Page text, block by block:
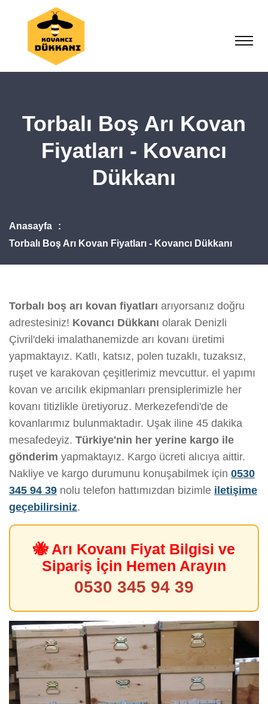
Torbalı Boş Arı Kovan
Fiyatları - Kovancı
Dükkanı
Anasayfa
Torbalı Boş Arı Kovan Fiyatları - Kovancı Dükkanı
Torbalı boş arı kovan fiyatları arıyorsanız doğru
adrestesiniz! Kovancı Dükkanı olarak Denizli
Çivril'deki imalathanemizde arı kovanı üretimi
yapmaktayız. Katlı, katsız, polen tuzaklı, tuzaksız,
ruşet ve karakovan çeşitlerimiz mevcuttur. el yapımı
kovan ve arıcılık ekipmanları prensiplerimizle her
kovanı titizlikle üretiyoruz. Merkezefendi'de de
kovanlarımız bulunmaktadır. Uşak iline 45 dakika
mesafedeyiz. Türkiye'nin her yerine kargo ile
gönderim yapmaktayız. Kargo ücreti alıcıya aittir.
Nakliye ve kargo durumunu konuşabilmek için 0530
345 94 39 nolu telefon hattımızdan bizimle iletişime
geçebilirsiniz.
🐝 Arı Kovanı Fiyat Bilgisi ve
Sipariş İçin Hemen Arayın
0530 345 94 39